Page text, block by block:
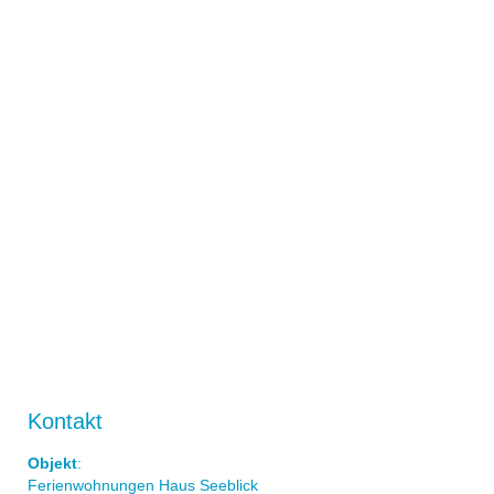
Kontakt
Objekt:
Ferienwohnungen Haus Seeblick